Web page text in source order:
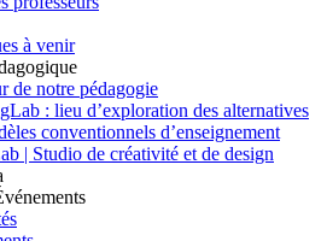
à venir
de notre pédagogie
: lieu d’exploration des alternatives
conventionnels d’enseignement
| Studio de créativité et de design